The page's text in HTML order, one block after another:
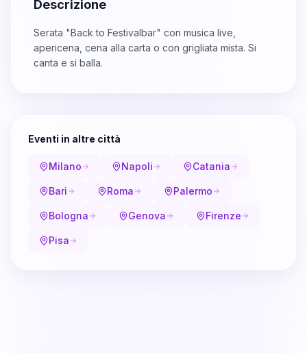
Descrizione
Serata "Back to Festivalbar" con musica live,
apericena, cena alla carta o con grigliata mista. Si
canta e si balla.
Eventi in altre città
Milano Napoli Catania
Bari Roma Palermo
Bologna Genova Firenze
Pisa